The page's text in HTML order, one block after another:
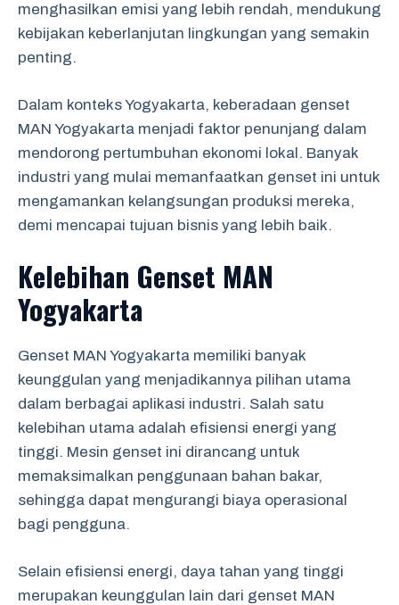
menghasilkan emisi yang lebih rendah, mendukung
kebijakan keberlanjutan lingkungan yang semakin
penting.
Dalam konteks Yogyakarta, keberadaan genset
MAN Yogyakarta menjadi faktor penunjang dalam
mendorong pertumbuhan ekonomi lokal. Banyak
industri yang mulai memanfaatkan genset ini untuk
mengamankan kelangsungan produksi mereka,
demi mencapai tujuan bisnis yang lebih baik.
Kelebihan Genset MAN
Yogyakarta
Genset MAN Yogyakarta memiliki banyak
keunggulan yang menjadikannya pilihan utama
dalam berbagai aplikasi industri. Salah satu
kelebihan utama adalah efisiensi energi yang
tinggi. Mesin genset ini dirancang untuk
memaksimalkan penggunaan bahan bakar,
sehingga dapat mengurangi biaya operasional
bagi pengguna.
Selain efisiensi energi, daya tahan yang tinggi
merupakan keunggulan lain dari genset MAN